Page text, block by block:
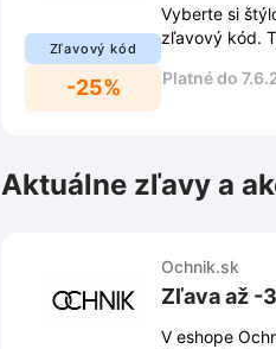
Zľavový kód
-25%
Vyberte si
zľavový kód.
Platné do
Aktuálne zľavy a
Ochnik.sk
Zľava až -
V eshope